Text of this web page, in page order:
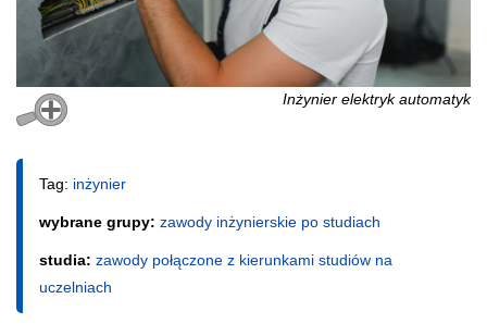
Inżynier elektryk automatyk
Tag: inżynier
wybrane grupy: zawody inżynierskie po studiach
studia: zawody połączone z kierunkami studiów na
uczelniach